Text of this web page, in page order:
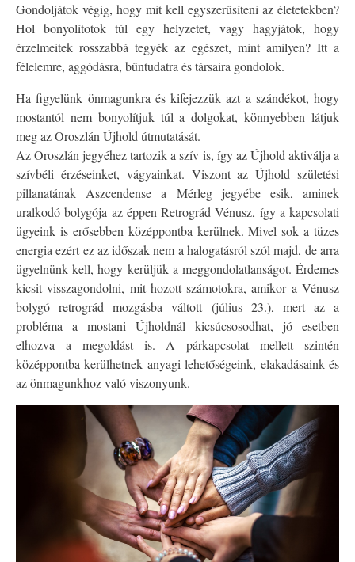
Gondoljátok végig, hogy mit kell egyszerűsíteni az életetekben?
Hol bonyolítotok túl egy helyzetet, vagy hagyjátok, hogy
érzelmeitek rosszabbá tegyék az egészet, mint amilyen? Itt a
félelemre, aggódásra, bűntudatra és társaira gondolok.
Ha figyelünk önmagunkra és kifejezzük azt a szándékot, hogy
mostantól nem bonyolítjuk túl a dolgokat, könnyebben látjuk
meg az Oroszlán Újhold útmutatását.
Az Oroszlán jegyéhez tartozik a szív is, így az Újhold aktiválja a
szívbéli érzéseinket, vágyainkat. Viszont az Újhold születési
pillanatának Aszcendense a Mérleg jegyébe esik, aminek
uralkodó bolygója az éppen Retrográd Vénusz, így a kapcsolati
ügyeink is erősebben középpontba kerülnek. Mivel sok a tüzes
energia ezért ez az időszak nem a halogatásról szól majd, de arra
ügyelnünk kell, hogy kerüljük a meggondolatlanságot. Érdemes
kicsit visszagondolni, mit hozott számotokra, amikor a Vénusz
bolygó retrográd mozgásba váltott (július 23.), mert az a
probléma a mostani Újholdnál kicsúcsosodhat, jó esetben
elhozva a megoldást is. A párkapcsolat mellett szintén
középpontba kerülhetnek anyagi lehetőségeink, elakadásaink és
az önmagunkhoz való viszonyunk.